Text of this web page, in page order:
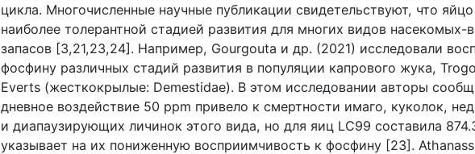
цикла. Многочисленные научные публикации свидетельствуют, что яйцо
наиболее толерантной стадией развития для многих видов насекомых-
запасов [3,21,23,24]. Например, Gourgouta и др. (2021) исследовали
фосфину различных стадий развития в популяции капрового жука,
Everts (жесткокрылые: Demestidae). В этом исследовании авторы
дневное воздействие 50 ppm привело к смертности имаго, куколок,
и диапаузирующих личинок этого вида, но для яиц LC99 составила
указывает на их пониженную восприимчивость к фосфину [23].